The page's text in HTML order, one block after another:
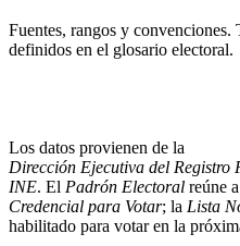
Fuentes, rangos y convenciones.
definidos en el glosario electoral.
Los datos provienen de la
Dirección Ejecutiva del Registro
INE. El Padrón Electoral reúne
Credencial para Votar; la Lista
habilitado para votar en la